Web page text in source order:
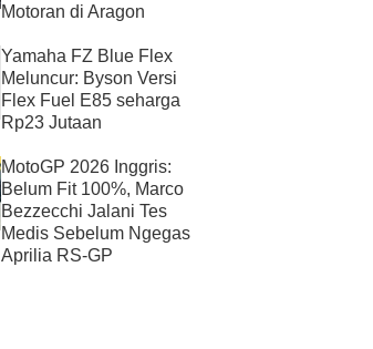
Motoran di Aragon
Yamaha FZ Blue Flex
Meluncur: Byson Versi
Flex Fuel E85 seharga
Rp23 Jutaan
MotoGP 2026 Inggris:
Belum Fit 100%, Marco
Bezzecchi Jalani Tes
Medis Sebelum Ngegas
Aprilia RS-GP